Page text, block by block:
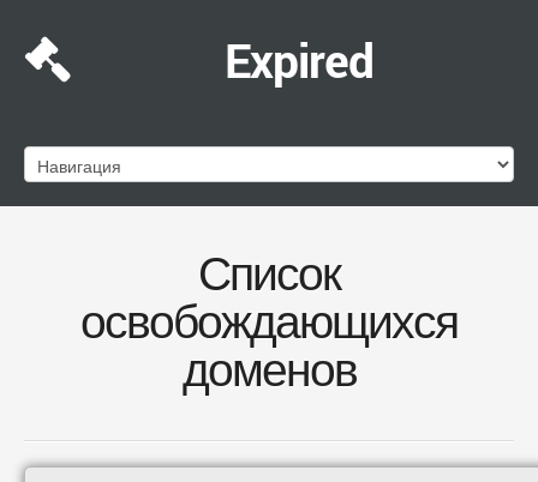
Expired
Список
освобождающихся
доменов